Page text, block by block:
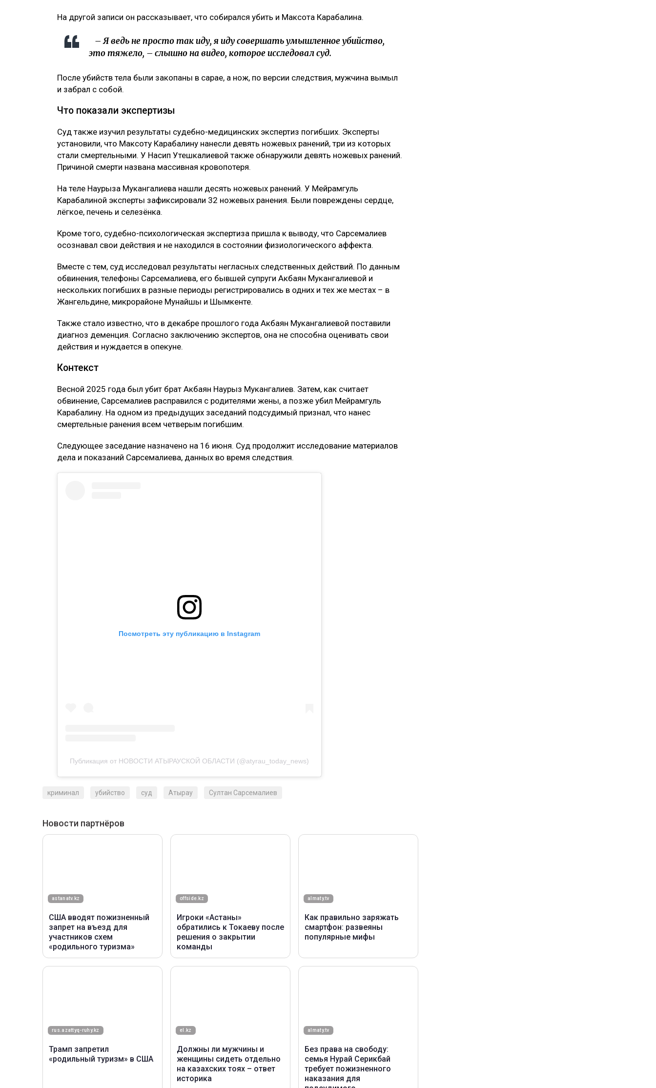
На другой записи он рассказывает, что собирался убить и Максота Карабалина.
– Я ведь не просто так иду, я иду совершать умышленное убийство,
это тяжело, – слышно на видео, которое исследовал суд.
После убийств тела были закопаны в сарае, а нож, по версии следствия, мужчина вымыл
и забрал с собой.
Что показали экспертизы
Суд также изучил результаты судебно-медицинских экспертиз погибших. Эксперты
установили, что Максоту Карабалину нанесли девять ножевых ранений, три из которых
стали смертельными. У Насип Утешкалиевой также обнаружили девять ножевых ранений.
Причиной смерти названа массивная кровопотеря.
На теле Наурыза Мукангалиева нашли десять ножевых ранений. У Мейрамгуль
Карабалиной эксперты зафиксировали 32 ножевых ранения. Были повреждены сердце,
лёгкое, печень и селезёнка.
Кроме того, судебно-психологическая экспертиза пришла к выводу, что Сарсемалиев
осознавал свои действия и не находился в состоянии физиологического аффекта.
Вместе с тем, суд исследовал результаты негласных следственных действий. По данным
обвинения, телефоны Сарсемалиева, его бывшей супруги Акбаян Мукангалиевой и
нескольких погибших в разные периоды регистрировались в одних и тех же местах – в
Жангельдине, микрорайоне Мунайшы и Шымкенте.
Также стало известно, что в декабре прошлого года Акбаян Мукангалиевой поставили
диагноз деменция. Согласно заключению экспертов, она не способна оценивать свои
действия и нуждается в опекуне.
Контекст
Весной 2025 года был убит брат Акбаян Наурыз Мукангалиев. Затем, как считает
обвинение, Сарсемалиев расправился с родителями жены, а позже убил Мейрамгуль
Карабалину. На одном из предыдущих заседаний подсудимый признал, что нанес
смертельные ранения всем четверым погибшим.
Следующее заседание назначено на 16 июня. Суд продолжит исследование материалов
дела и показаний Сарсемалиева, данных во время следствия.
Посмотреть эту публикацию в Instagram
Публикация от НОВОСТИ АТЫРАУСКОЙ ОБЛАСТИ (@atyrau_today_news)
криминал убийство суд Атырау Султан Сарсемалиев